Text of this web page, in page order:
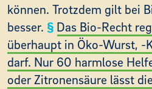
können. Trotzdem gilt bei
besser.
Das Bio-Recht
überhaupt in Öko-Wurst, -
darf. Nur 60 harmlose
oder Zitronensäure lässt